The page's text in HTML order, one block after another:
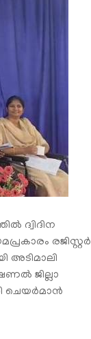
ദ്വിദിന
രജിസ്റ്റർ
അടിമാലി
ജില്ലാ
ചെയർമാൻ